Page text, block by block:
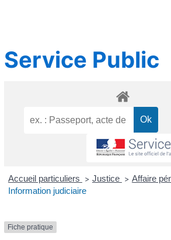
Service Public
Accueil particuliers > Justice > Affaire
Information judiciaire
Fiche pratique